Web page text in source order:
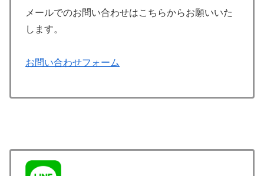
メールでのお問い合わせはこちらからお願いいた
します。
お問い合わせフォーム